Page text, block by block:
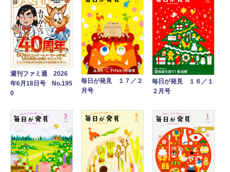
週刊ファミ通 2026
年6月18日号 No.195
0
毎日が発見 １７／２
月号
毎日が発見 １６／１
２月号